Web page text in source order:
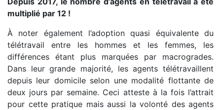
multiplié par 12 !
À noter également l’adoption quasi équivalente du
télétravail entre les hommes et les femmes, les
différences étant plus marquées par macrogrades.
Dans leur grande majorité, les agents télétravaillent
depuis leur domicile selon une modalité flottante de
deux jours par semaine. Ceci atteste à la fois l’attrait
pour cette pratique mais aussi la volonté des agents